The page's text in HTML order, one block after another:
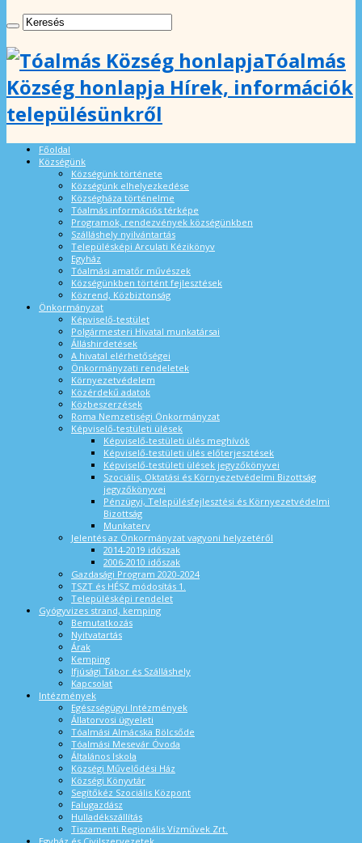
Tóalmás
Község honlapja Hírek, információk
településünkről
Főoldal
Községünk
Községünk története
Községünk elhelyezkedése
Községháza történelme
Tóalmás információs térképe
Programok, rendezvények községünkben
Szálláshely nyilvántartás
Településképi Arculati Kézikönyv
Egyház
Tóalmási amatőr művészek
Községünkben történt fejlesztések
Közrend, Közbiztonság
Önkormányzat
Képviselő-testület
Polgármesteri Hivatal munkatársai
Álláshirdetések
A hivatal elérhetőségei
Önkormányzati rendeletek
Környezetvédelem
Közérdekű adatok
Közbeszerzések
Roma Nemzetiségi Önkormányzat
Képviselő-testületi ülések
Képviselő-testületi ülés meghívók
Képviselő-testületi ülés előterjesztések
Képviselő-testületi ülések jegyzőkönyvei
Szociális, Oktatási és Környezetvédelmi Bizottság
jegyzőkönyvei
Pénzügyi, Településfejlesztési és Környezetvédelmi
Bizottság
Munkaterv
Jelentés az Önkormányzat vagyoni helyzetéről
2014-2019 időszak
2006-2010 időszak
Gazdasági Program 2020-2024
TSZT és HÉSZ módosítás 1.
Településképi rendelet
Gyógyvizes strand, kemping
Bemutatkozás
Nyitvatartás
Árak
Kemping
Ifjúsági Tábor és Szálláshely
Kapcsolat
Intézmények
Egészségügyi Intézmények
Állatorvosi ügyeleti
Tóalmási Almácska Bölcsőde
Tóalmási Mesevár Óvoda
Általános Iskola
Községi Művelődési Ház
Községi Könyvtár
Segítőkéz Szociális Központ
Falugazdász
Hulladékszállítás
Tiszamenti Regionális Vízművek Zrt.